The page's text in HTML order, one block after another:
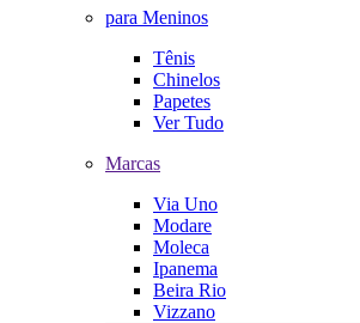
para Meninos
Tênis
Chinelos
Papetes
Ver Tudo
Marcas
Via Uno
Modare
Moleca
Ipanema
Beira Rio
Vizzano